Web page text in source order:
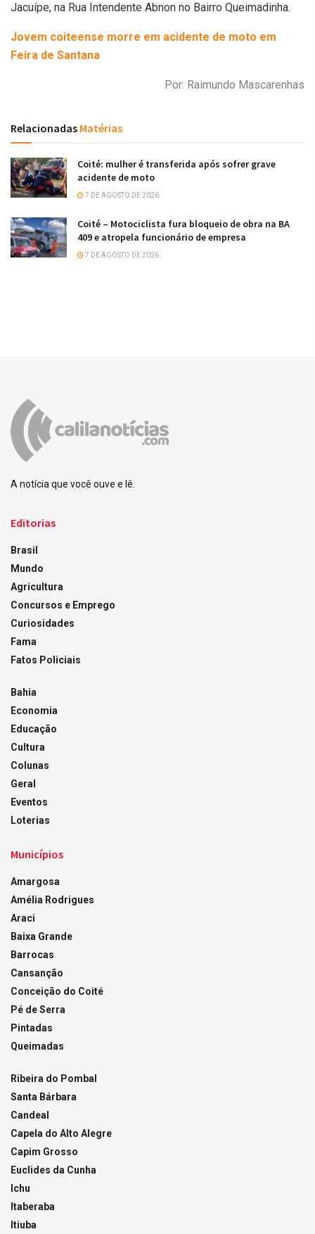
Jacuípe, na Rua Intendente Abnon no Bairro Queimadinha.
Jovem coiteense morre em acidente de moto em
Feira de Santana
Por: Raimundo Mascarenhas
Relacionadas Matérias
Coité: mulher é transferida após sofrer grave
acidente de moto
7 DE AGOSTO DE 2026
Coité – Motociclista fura bloqueio de obra na BA
409 e atropela funcionário de empresa
7 DE AGOSTO DE 2026
A notícia que você ouve e lê.
Editorias
Brasil
Mundo
Agricultura
Concursos e Emprego
Curiosidades
Fama
Fatos Policiais
Bahia
Economia
Educação
Cultura
Colunas
Geral
Eventos
Loterias
Municípios
Amargosa
Amélia Rodrigues
Araci
Baixa Grande
Barrocas
Cansanção
Conceição do Coité
Pé de Serra
Pintadas
Queimadas
Ribeira do Pombal
Santa Bárbara
Candeal
Capela do Alto Alegre
Capim Grosso
Euclides da Cunha
Ichu
Itaberaba
Itiuba